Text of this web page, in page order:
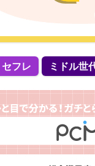
セフレ ミドル世